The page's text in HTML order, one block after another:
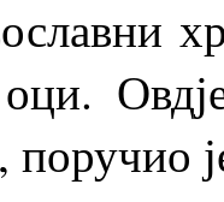
поручио